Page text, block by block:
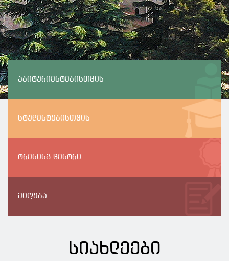
აბიტურიენტებისთვის
სტუდენტებისთვის
ტრენინგ ცენტრი
მიღება
სიახლეები